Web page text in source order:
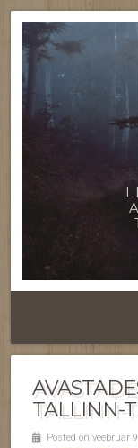
TALLINN-
Posted on veebruar